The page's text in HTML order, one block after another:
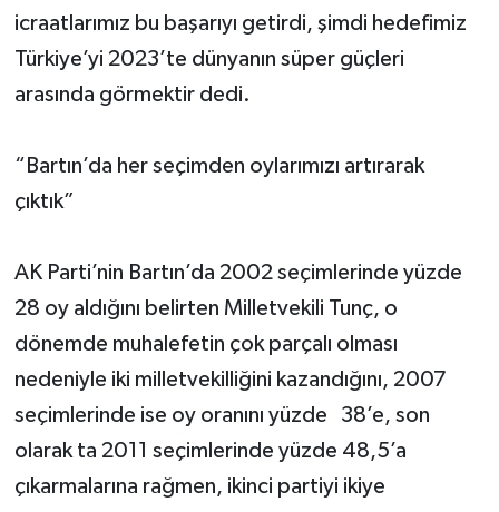
icraatlarımız bu başarıyı getirdi, şimdi hedefimiz
Türkiye’yi 2023’te dünyanın süper güçleri
arasında görmektir dedi.
“Bartın’da her seçimden oylarımızı artırarak
çıktık”
AK Parti’nin Bartın’da 2002 seçimlerinde yüzde
28 oy aldığını belirten Milletvekili Tunç, o
dönemde muhalefetin çok parçalı olması
nedeniyle iki milletvekilliğini kazandığını, 2007
seçimlerinde ise oy oranını yüzde 38’e, son
olarak ta 2011 seçimlerinde yüzde 48,5’a
çıkarmalarına rağmen, ikinci partiyi ikiye